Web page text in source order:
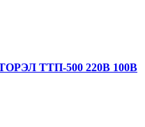
ТТП-500 220В 100В